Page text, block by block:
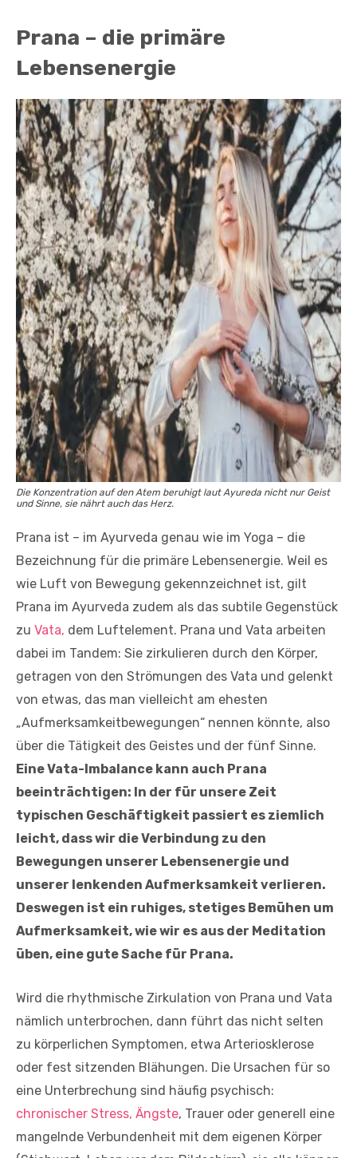
Prana – die primäre
Lebensenergie
Die Konzentration auf den Atem beruhigt laut Ayureda nicht nur Geist
und Sinne, sie nährt auch das Herz.
Prana ist – im Ayurveda genau wie im Yoga – die
Bezeichnung für die primäre Lebensenergie. Weil es
wie Luft von Bewegung gekennzeichnet ist, gilt
Prana im Ayurveda zudem als das subtile Gegenstück
zu Vata, dem Luftelement. Prana und Vata arbeiten
dabei im Tandem: Sie zirkulieren durch den Körper,
getragen von den Strömungen des Vata und gelenkt
von etwas, das man vielleicht am ehesten
„Aufmerksamkeitbewegungen“ nennen könnte, also
über die Tätigkeit des Geistes und der fünf Sinne.
Eine Vata-Imbalance kann auch Prana
beeinträchtigen: In der für unsere Zeit
typischen Geschäftigkeit passiert es ziemlich
leicht, dass wir die Verbindung zu den
Bewegungen unserer Lebensenergie und
unserer lenkenden Aufmerksamkeit verlieren.
Deswegen ist ein ruhiges, stetiges Bemühen um
Aufmerksamkeit, wie wir es aus der Meditation
üben, eine gute Sache für Prana.
Wird die rhythmische Zirkulation von Prana und Vata
nämlich unterbrochen, dann führt das nicht selten
zu körperlichen Symptomen, etwa Arteriosklerose
oder fest sitzenden Blähungen. Die Ursachen für so
eine Unterbrechung sind häufig psychisch:
chronischer Stress, Ängste, Trauer oder generell eine
mangelnde Verbundenheit mit dem eigenen Körper